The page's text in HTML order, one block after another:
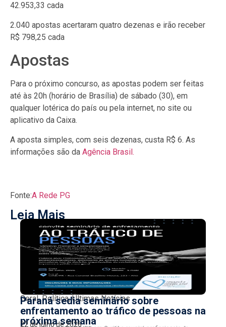
42.953,33 cada
2.040 apostas acertaram quatro dezenas e irão receber
R$ 798,25 cada
Apostas
Para o próximo concurso, as apostas podem ser feitas
até às 20h (horário de Brasília) de sábado (30), em
qualquer lotérica do país ou pela internet, no site ou
aplicativo da Caixa.
A aposta simples, com seis dezenas, custa R$ 6. As
informações são da Agência Brasil.
Fonte:A Rede PG
Leia Mais
Geral,Política,Últimas Notícias
Paraná sedia seminário sobre
enfrentamento ao tráfico de pessoas na
próxima semana
22 de julho de 2026